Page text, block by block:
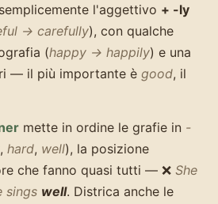
l'aggettivo + -ly
→ carefully), con qualche
(happy → happily) e una
— il più importante è good, il
mette in ordine le grafie in -
, hard, well), la posizione
che fanno quasi tutti — ❌ She
sings well. Districa anche le